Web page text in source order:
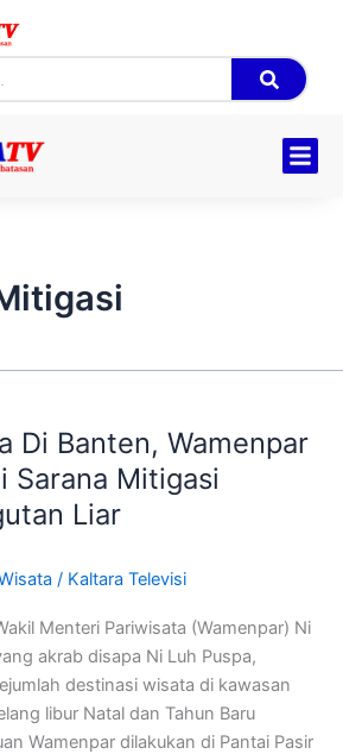
Di Banten, Wamenpar
Sarana Mitigasi
Liar
/ Kaltara Televisi
Menteri Pariwisata (Wamenpar) Ni
akrab disapa Ni Luh Puspa,
destinasi wisata di kawasan
libur Natal dan Tahun Baru
Wamenpar dilakukan di Pantai Pasir